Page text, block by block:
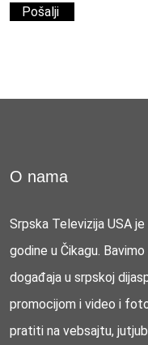
O nama
Srpska Televizija USA
godine u Čikagu.
događaja u srpskoj
promocijom i video i
pratiti na vebsajtu,